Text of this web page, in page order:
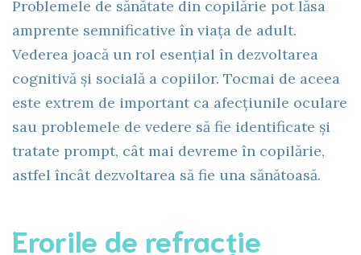
Problemele de sănătate din copilărie pot lăsa
amprente semnificative în viața de adult.
Vederea joacă un rol esențial în dezvoltarea
cognitivă și socială a copiilor. Tocmai de aceea
este extrem de important ca afecțiunile oculare
sau problemele de vedere să fie identificate și
tratate prompt, cât mai devreme în copilărie,
astfel încât dezvoltarea să fie una sănătoasă.
Erorile de refracție